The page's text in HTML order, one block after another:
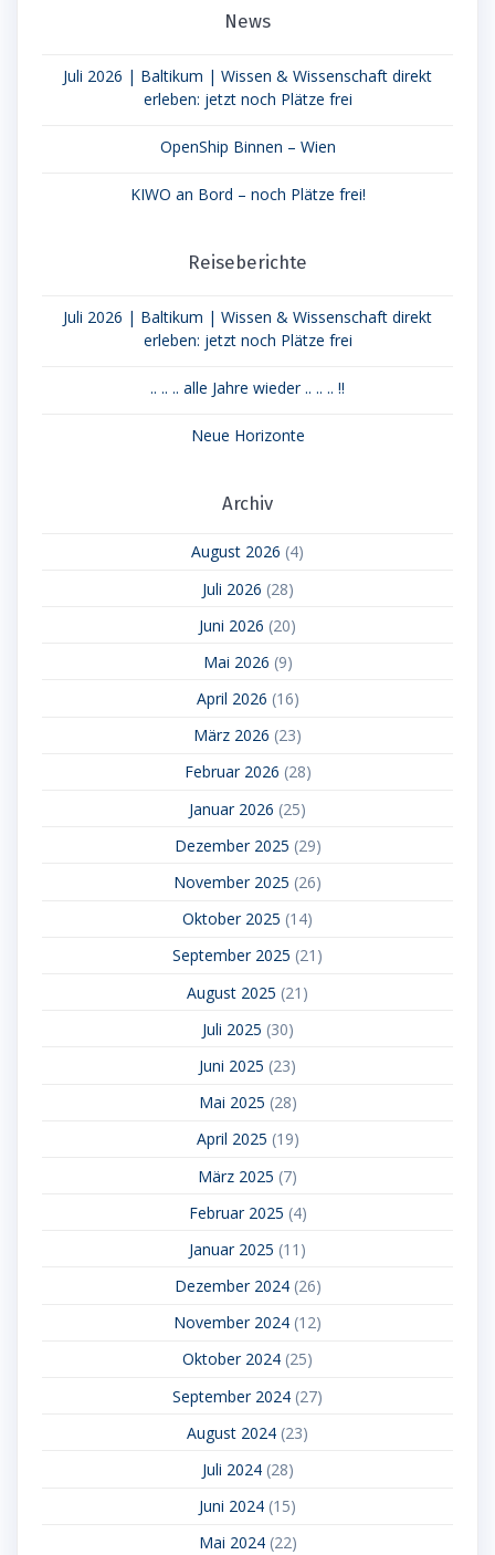
News
Juli 2026 | Baltikum | Wissen & Wissenschaft direkt
erleben: jetzt noch Plätze frei
OpenShip Binnen – Wien
KIWO an Bord – noch Plätze frei!
Reiseberichte
Juli 2026 | Baltikum | Wissen & Wissenschaft direkt
erleben: jetzt noch Plätze frei
.. .. .. alle Jahre wieder .. .. .. !!
Neue Horizonte
Archiv
August 2026 (4)
Juli 2026 (28)
Juni 2026 (20)
Mai 2026 (9)
April 2026 (16)
März 2026 (23)
Februar 2026 (28)
Januar 2026 (25)
Dezember 2025 (29)
November 2025 (26)
Oktober 2025 (14)
September 2025 (21)
August 2025 (21)
Juli 2025 (30)
Juni 2025 (23)
Mai 2025 (28)
April 2025 (19)
März 2025 (7)
Februar 2025 (4)
Januar 2025 (11)
Dezember 2024(26)
November 2024 (12)
Oktober 2024 (25)
September 2024 (27)
August 2024 (23)
Juli 2024(28)
Juni 2024 (15)
Mai 2024(22)